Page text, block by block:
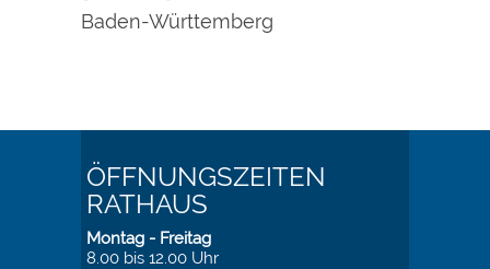
Baden-Württemberg
ÖFFNUNGSZEITEN
RATHAUS
Montag - Freitag
8.00 bis 12.00 Uhr